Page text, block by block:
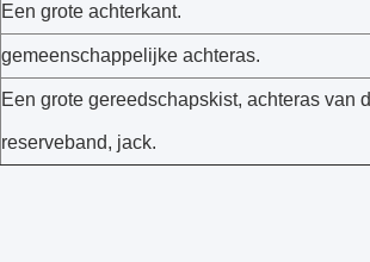
Een grote achterkant.
gemeenschappelijke achteras.
Een grote gereedschapskist, achteras van
reserveband, jack.